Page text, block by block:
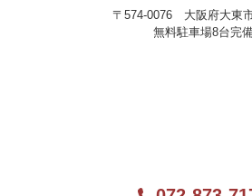
〒574-0076 大阪府大東
無料駐車場8台完